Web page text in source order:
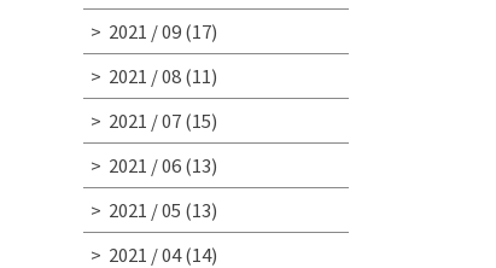
2021 / 09(17)
2021 / 08(11)
2021 / 07(15)
2021 / 06(13)
2021 / 05 (13)
2021 / 04(14)